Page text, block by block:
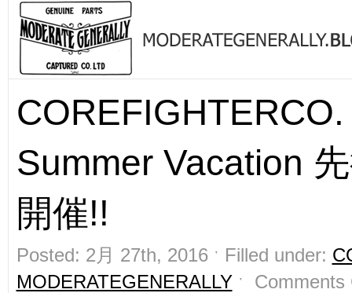
Summer Vacation
開催!!
Posted: 2月 27th, 2016 ˑ Filled under:
MODERATEGENERALLYˑ Comments